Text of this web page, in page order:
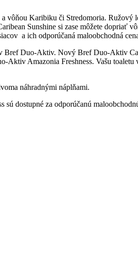
vôňou Karibiku či Stredomoria.
Sunshine si zase môžete
a ich odporúčaná maloobchodná
Duo-Aktiv. Nový Bref Duo-Aktiv
Amazonia Freshness. Vašu
náhradnými náplňami.
dostupné za odporúčanú